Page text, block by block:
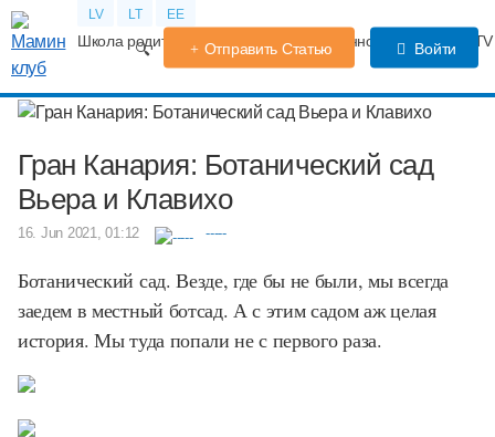
LV LT EE
Школа родителей Календарь беременности Форум
Отправить Статью Войти
Гран Канария: Ботанический сад
Вьера и Клавихо
16. Jun 2021, 01:12 -----
Ботанический сад. Везде, где бы не были, мы всегда
заедем в местный ботсад. А с этим садом аж целая
история. Мы туда попали не с первого раза.